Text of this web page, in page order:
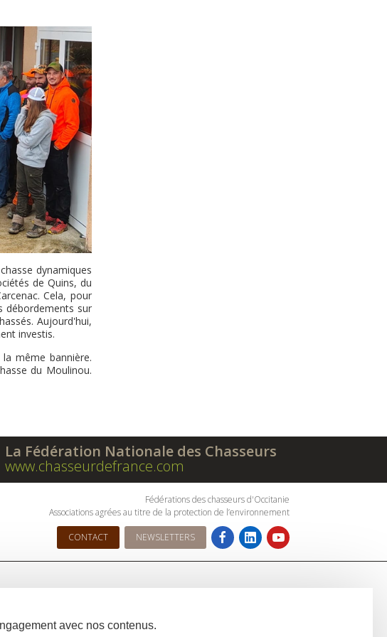
dynamiques
de Quins, du
Cela, pour
débordements sur
Aujourd'hui,
investis.
même bannière.
du Moulinou.
La Fédération Nationale des Chasseurs
www.chasseurdefrance.com
Fédérations des chasseurs d'Occitanie
Associations agrées au titre de la protection de l’environnement
CONTACT NEWSLETTERS
avec nos contenus.